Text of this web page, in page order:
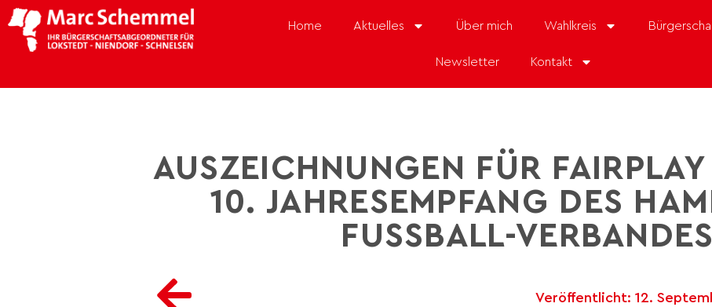
Home Aktuelles Über mich Wahlkreis
Newsletter Kontakt
AUSZEICHNUNGEN FÜR
10. JAHRESEMPFANG DES
FUSSBALL-VERBANDES
Veröffentlicht: 12.